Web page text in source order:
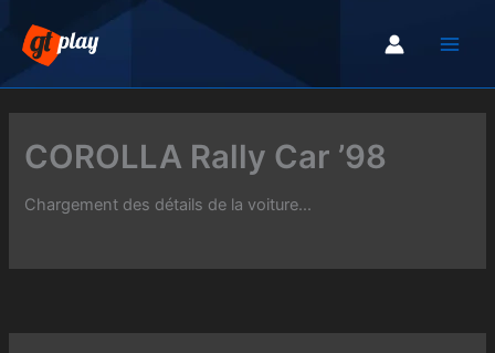
contenu
COROLLA Rally Car ’98
Chargement des détails de la voiture...